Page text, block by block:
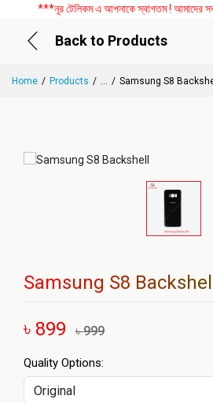
***নূর টেলিকম এ আপনাকে স্বাগতম ! আমাদের সব
Back to Products
Home Products ... Samsung S8
Samsung S8 Backshell
৳ 899 ৳ 999
Quality Options: